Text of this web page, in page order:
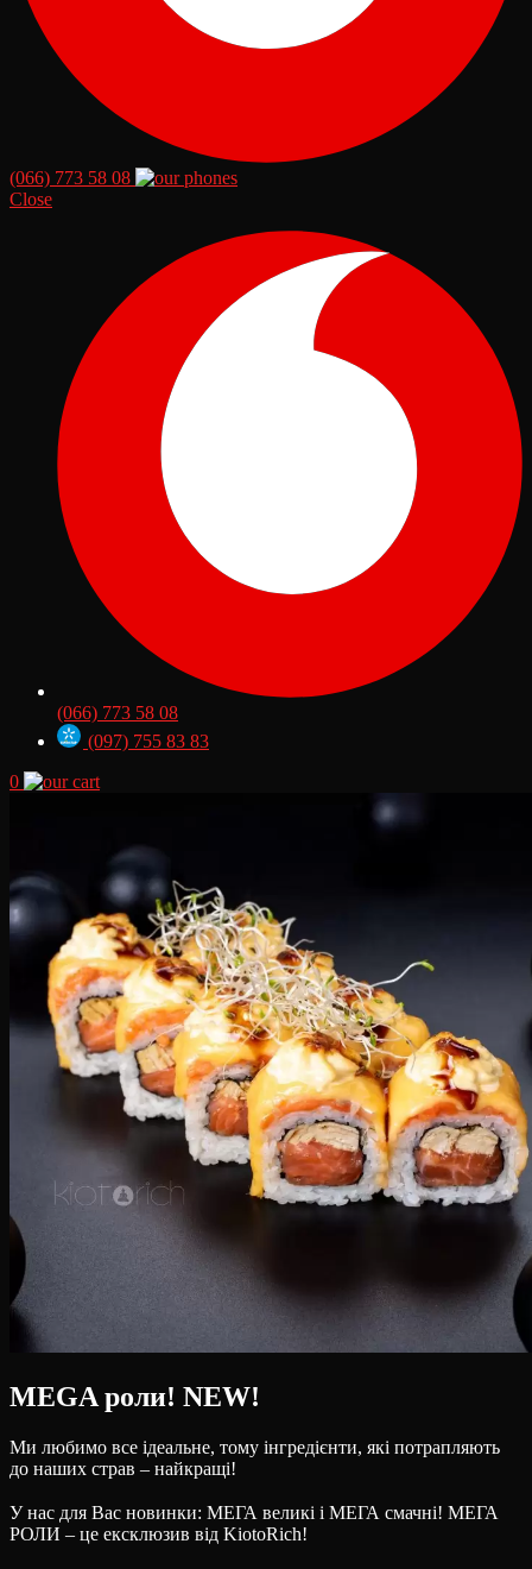
(066) 773 58 08
Close
(066) 773 58 08
(097) 755 83 83
0
MEGA роли! NEW!
Ми любимо все ідеальне, тому інгредієнти, які потрапляють
до наших страв – найкращі!
У нас для Вас новинки: МЕГА великі і МЕГА смачні! МЕГА
РОЛИ – це ексклюзив від KiotoRich!